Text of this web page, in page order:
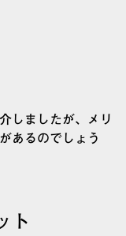
しましたが、メリ
あるのでしょう
ト